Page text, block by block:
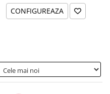
CONFIGUREAZA